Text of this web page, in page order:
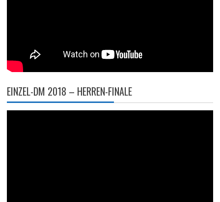
EINZEL-DM 2018 – HERREN-FINALE